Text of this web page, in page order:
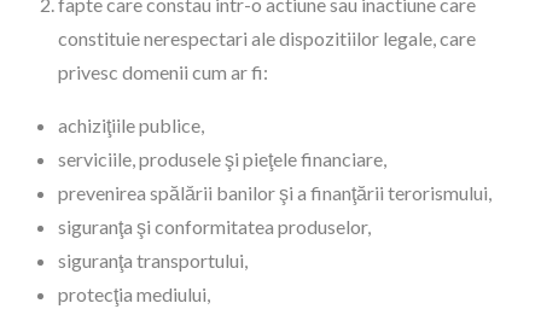
constituie nerespectari ale dispozitiilor legale, care
privesc domenii cum ar fi:
achiziţiile publice,
serviciile, produsele şi pieţele financiare,
prevenirea spălării banilor şi a finanţării terorismului,
siguranţa şi conformitatea produselor,
siguranţa transportului,
protecţia mediului,